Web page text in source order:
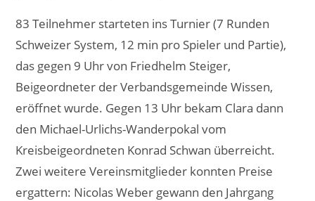
83 Teilnehmer starteten ins Turnier (7 Runden
Schweizer System, 12 min pro Spieler und Partie),
das gegen 9 Uhr von Friedhelm Steiger,
Beigeordneter der Verbandsgemeinde Wissen,
eröffnet wurde. Gegen 13 Uhr bekam Clara dann
den Michael-Urlichs-Wanderpokal vom
Kreisbeigeordneten Konrad Schwan überreicht.
Zwei weitere Vereinsmitglieder konnten Preise
ergattern: Nicolas Weber gewann den Jahrgang